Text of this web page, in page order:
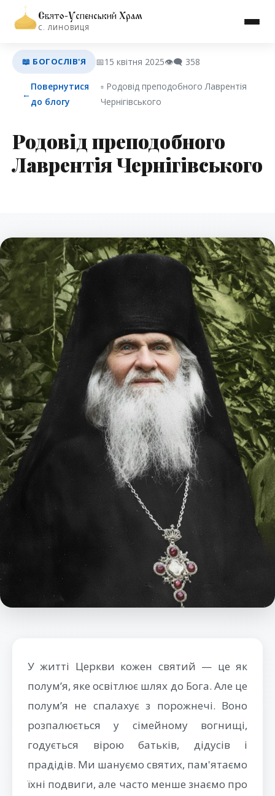
Свято-Успенський Храм
С. ЛИНОВИЦЯ
📖 БОГОСЛІВ'Я 📅15 квітня 2025👁️‍🗨️ 358
←
Повернутися
до блогу
▫︎ Родовід преподобного Лаврентія
Чернігівського
Родовід преподобного
Лаврентія Чернігівського
У житті Церкви кожен святий — це як
полум’я, яке освітлює шлях до Бога. Але це
полум’я не спалахує з порожнечі. Воно
розпалюється у сімейному вогнищі,
годується вірою батьків, дідусів і
прадідів. Ми шануємо святих, пам'ятаємо
їхні подвиги, але часто менше знаємо про